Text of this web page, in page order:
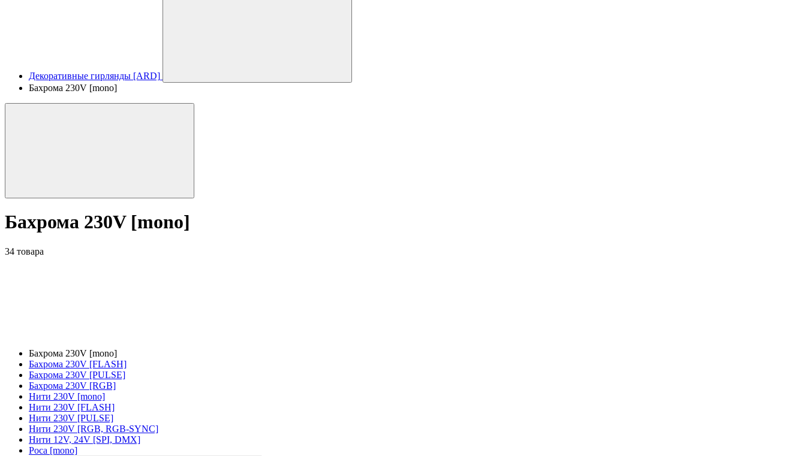
Декоративные гирлянды [ARD]
Бахрома 230V [mono]
Бахрома 230V [mono]
34 товара
Бахрома 230V [mono]
Бахрома 230V [FLASH]
Бахрома 230V [PULSE]
Бахрома 230V [RGB]
Нити 230V [mono]
Нити 230V [FLASH]
Нити 230V [PULSE]
Нити 230V [RGB, RGB-SYNC]
Нити 12V, 24V [SPI, DMX]
Роса [mono]